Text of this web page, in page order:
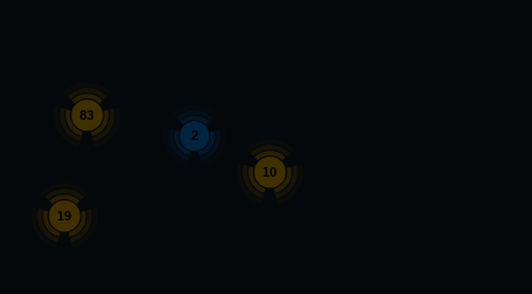
83
10
2
19